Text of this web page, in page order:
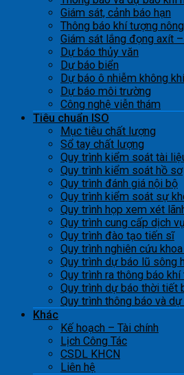
Giám sát, cảnh báo hạn
Thông báo khí tượng
Giám sát lắng đọng axít –
Dự báo thủy văn
Dự báo biển
Dự báo ô nhiễm không khí
Dự báo môi trường
Công nghệ viễn thám
Tiêu chuẩn ISO
Mục tiêu chất lượng
Sổ tay chất lượng
Quy trình kiểm soát tài
Quy trình kiểm soát hồ sơ
Quy trình đánh giá nội bộ
Quy trình kiểm soát sự
Quy trình họp xem xét
Quy trình cung cấp dịch
Quy trình đào tạo tiến sĩ
Quy trình nghiên cứu
Quy trình dự báo lũ sông
Quy trình ra thông báo
Quy trình dự báo thời tiết
Quy trình thông báo và
Khác
Kế hoạch – Tài chính
Lịch Công Tác
CSDL KHCN
Liên hệ